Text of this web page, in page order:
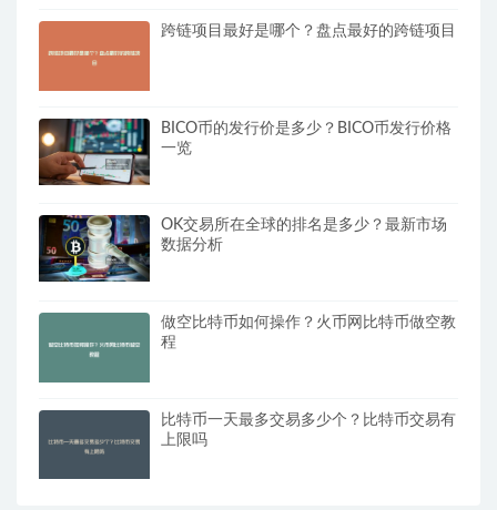
跨链项目最好是哪个？盘点最好的跨链项目
BICO币的发行价是多少？BICO币发行价格
一览
OK交易所在全球的排名是多少？最新市场
数据分析
做空比特币如何操作？火币网比特币做空教
程
比特币一天最多交易多少个？比特币交易有
上限吗